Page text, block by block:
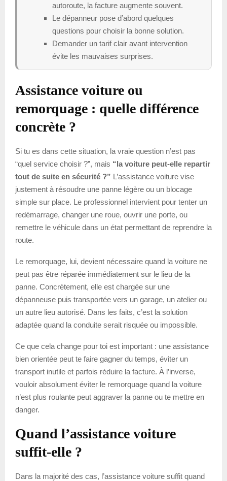
autoroute, la facture augmente souvent.
Le dépanneur pose d’abord quelques
questions pour choisir la bonne solution.
Demander un tarif clair avant intervention
évite les mauvaises surprises.
Assistance voiture ou
remorquage : quelle différence
concrète ?
Si tu es dans cette situation, la vraie question n’est pas
“quel service choisir ?”, mais “la voiture peut-elle repartir
tout de suite en sécurité ?” L’assistance voiture vise
justement à résoudre une panne légère ou un blocage
simple sur place. Le professionnel intervient pour tenter un
redémarrage, changer une roue, ouvrir une porte, ou
remettre le véhicule dans un état permettant de reprendre la
route.
Le remorquage, lui, devient nécessaire quand la voiture ne
peut pas être réparée immédiatement sur le lieu de la
panne. Concrètement, elle est chargée sur une
dépanneuse puis transportée vers un garage, un atelier ou
un autre lieu autorisé. Dans les faits, c’est la solution
adaptée quand la conduite serait risquée ou impossible.
Ce que cela change pour toi est important : une assistance
bien orientée peut te faire gagner du temps, éviter un
transport inutile et parfois réduire la facture. À l’inverse,
vouloir absolument éviter le remorquage quand la voiture
n’est plus roulante peut aggraver la panne ou te mettre en
danger.
Quand l’assistance voiture
suffit-elle ?
Dans la majorité des cas, l’assistance voiture suffit quand